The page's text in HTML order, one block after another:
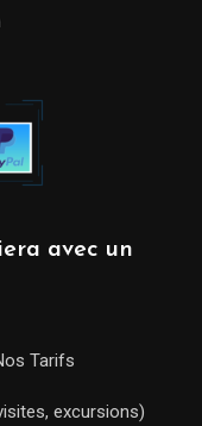
avec un
Tarifs
excursions)